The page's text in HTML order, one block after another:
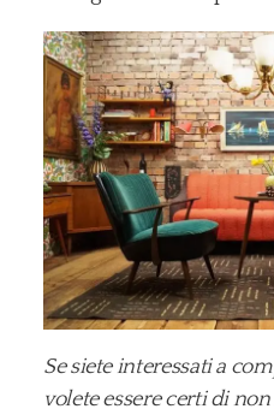
Se siete interessati a
volete essere certi di